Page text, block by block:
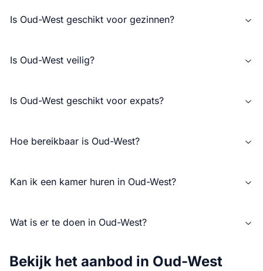
Is Oud-West geschikt voor gezinnen?
Is Oud-West veilig?
Is Oud-West geschikt voor expats?
Hoe bereikbaar is Oud-West?
Kan ik een kamer huren in Oud-West?
Wat is er te doen in Oud-West?
Bekijk het aanbod in Oud-West